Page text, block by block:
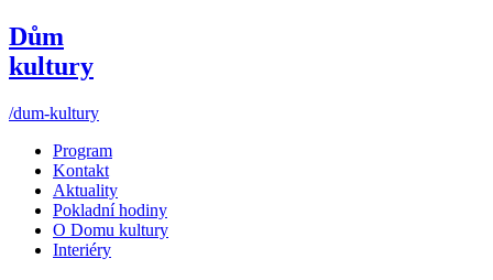
Dům
kultury
/dum-kultury
Program
Kontakt
Aktuality
Pokladní hodiny
O Domu kultury
Interiéry